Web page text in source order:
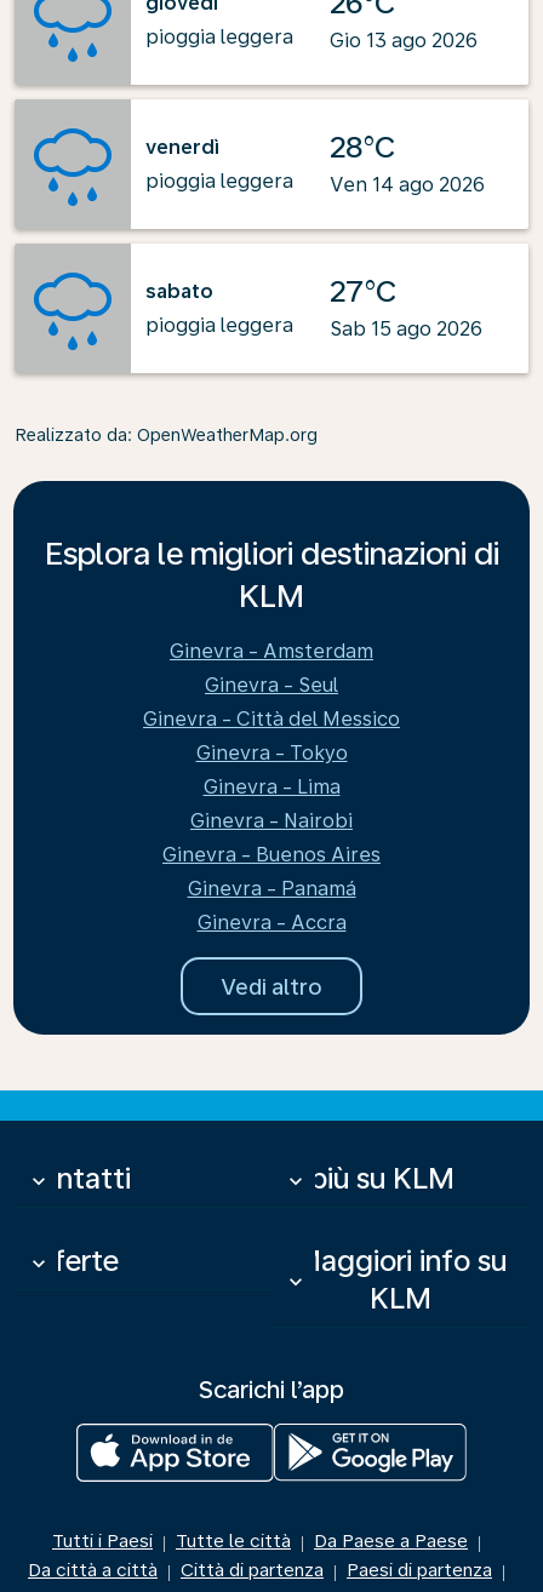
pioggia leggera
Gio 13 ago 2026
venerdì
pioggia leggera
28°C
Ven 14 ago 2026
sabato
pioggia leggera
27°C
Sab 15 ago 2026
Realizzato da: OpenWeatherMap.org
Esplora le migliori destinazioni di
KLM
Ginevra - Amsterdam
Ginevra - Seul
Ginevra - Città del Messico
Ginevra - Tokyo
Ginevra - Lima
Ginevra - Nairobi
Ginevra - Buenos Aires
Ginevra - Panamá
Ginevra - Accra
Vedi altro
Contatti
keyboard_arrow_down Di più su KLM
keyboard_arrow_down
Offerte
keyboard_arrow_down
Maggiori info su
KLM
keyboard_arrow_down
Scarichi l’app
Tutti i Paesi | Tutte le città | Da Paese a Paese |
Da città a città | Città di partenza | Paesi di partenza |